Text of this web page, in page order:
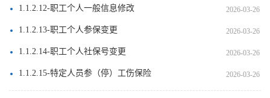
1.1.2.12-职工个人一般信息修改 2026-03-26
1.1.2.13-职工个人参保变更 2026-03-26
1.1.2.14-职工个人社保号变更 2026-03-26
1.1.2.15-特定人员参（停）工伤保险 2026-03-26